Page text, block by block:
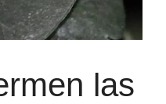
las